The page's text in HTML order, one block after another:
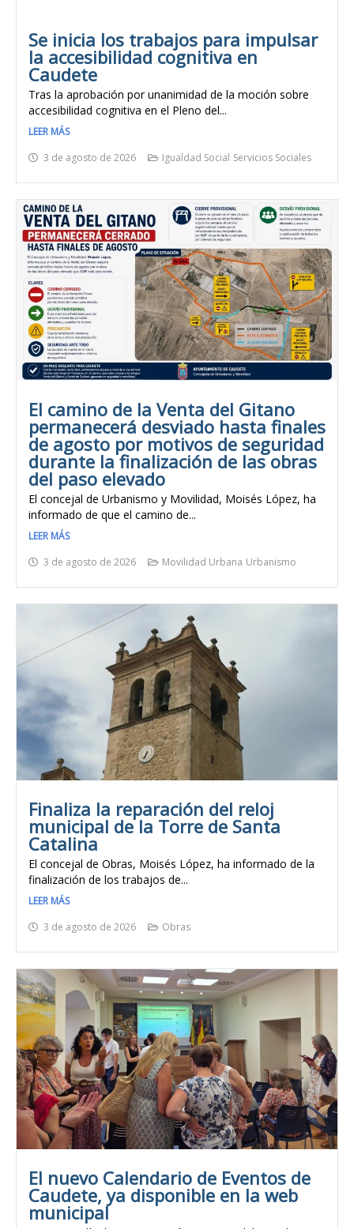
Se inicia los trabajos para impulsar
la accesibilidad cognitiva en
Caudete
Tras la aprobación por unanimidad de la moción sobre
accesibilidad cognitiva en el Pleno del...
LEER MÁS
3 de agosto de 2026
Igualdad Social Servicios Sociales
El camino de la Venta del Gitano
permanecerá desviado hasta finales
de agosto por motivos de seguridad
durante la finalización de las obras
del paso elevado
El concejal de Urbanismo y Movilidad, Moisés López, ha
informado de que el camino de...
LEER MÁS
3 de agosto de 2026
Movilidad Urbana Urbanismo
Finaliza la reparación del reloj
municipal de la Torre de Santa
Catalina
El concejal de Obras, Moisés López, ha informado de la
finalización de los trabajos de...
LEER MÁS
3 de agosto de 2026
Obras
El nuevo Calendario de Eventos de
Caudete, ya disponible en la web
municipal